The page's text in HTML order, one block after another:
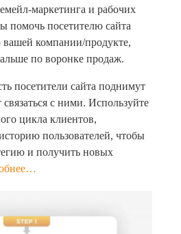
маркетинга и рабочих
помочь посетителю сайта
вашей компании/продукте,
по воронке продаж.
посетители сайта поднимут
с ними. Используйте
цикла клиентов,
пользователей, чтобы
и получить новых